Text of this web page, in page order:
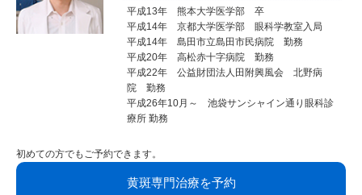
平成13年 熊本大学医学部 卒
平成14年 京都大学医学部 眼科学教室入局
平成14年 島田市立島田市民病院 勤務
平成20年 高松赤十字病院 勤務
平成22年 公益財団法人田附興風会 北野病
院 勤務
平成26年10月～ 池袋サンシャイン通り眼科診
療所 勤務
初めての方でもご予約できます。
黄斑専門治療を予約